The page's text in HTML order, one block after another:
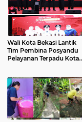
Wali Kota Bekasi Lantik
Tim Pembina Posyandu
Pelayanan Terpadu Kota